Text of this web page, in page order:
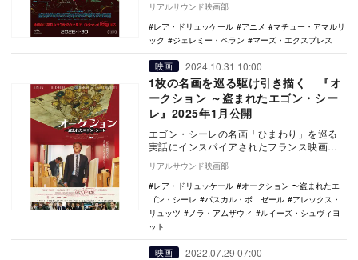
リアルサウンド映画部
レア・ドリュッケール
アニメ
マチュー・アマルリ
ック
ジェレミー・ペラン マーズ・エクスプレス
映画 2024.10.31 10:00
1枚の名画を巡る駆け引き描く 『オ
ークション ～盗まれたエゴン・シー
レ』2025年1月公開
エゴン・シーレの名画「ひまわり」を巡る
実話にインスパイアされたフランス映画
『Le Tableau volé（原題）』が、『オー
ク…
リアルサウンド映画部
レア・ドリュッケール
オークション 〜盗まれたエ
ゴン・シーレ
パスカル・ボニゼール
アレックス・
リュッツ
ノラ・アムザウィ
ルイーズ・シュヴィヨ
ット
映画 2022.07.29 07:00